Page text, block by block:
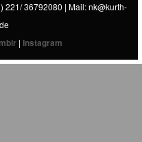
221/ 36792080 | Mail:nk@kurth-
| Instagram